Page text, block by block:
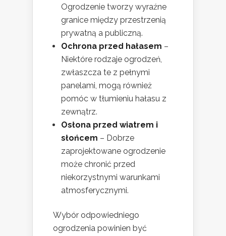
Ogrodzenie tworzy wyraźne
granice między przestrzenią
prywatną a publiczną.
Ochrona przed hałasem –
Niektóre rodzaje ogrodzeń,
zwłaszcza te z pełnymi
panelami, mogą również
pomóc w tłumieniu hałasu z
zewnątrz.
Osłona przed wiatrem i
słońcem – Dobrze
zaprojektowane ogrodzenie
może chronić przed
niekorzystnymi warunkami
atmosferycznymi.
Wybór odpowiedniego
ogrodzenia powinien być